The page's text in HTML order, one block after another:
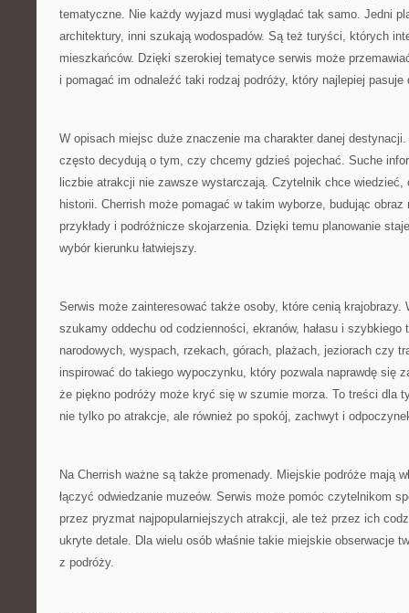
tematyczne. Nie każdy wyjazd musi wyglądać tak samo. Jedni
architektury, inni szukają wodospadów. Są też turyści, których
mieszkańców. Dzięki szerokiej tematyce serwis może
i pomagać im odnaleźć taki rodzaj podróży, który najlepiej pasuje
W opisach miejsc duże znaczenie ma charakter danej destynacji.
często decydują o tym, czy chcemy gdzieś pojechać. Suche
liczbie atrakcji nie zawsze wystarczają. Czytelnik chce wiedzieć,
historii. Cherrish może pomagać w takim wyborze, budując
przykłady i podróżnicze skojarzenia. Dzięki temu planowanie
wybór kierunku łatwiejszy.
Serwis może zainteresować także osoby, które cenią krajobrazy.
szukamy oddechu od codzienności, ekranów, hałasu i szybkiego
narodowych, wyspach, rzekach, górach, plażach, jeziorach czy
inspirować do takiego wypoczynku, który pozwala naprawdę się
że piękno podróży może kryć się w szumie morza. To treści dla
nie tylko po atrakcje, ale również po spokój, zachwyt i
Na Cherrish ważne są także promenady. Miejskie podróże mają
łączyć odwiedzanie muzeów. Serwis może pomóc czytelnikom
przez pryzmat najpopularniejszych atrakcji, ale też przez ich
ukryte detale. Dla wielu osób właśnie takie miejskie obserwacje
z podróży.